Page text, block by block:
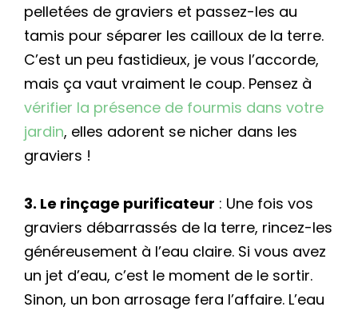
pelletées de graviers et passez-les au
tamis pour séparer les cailloux de la terre.
C’est un peu fastidieux, je vous l’accorde,
mais ça vaut vraiment le coup. Pensez à
vérifier la présence de fourmis dans votre
jardin, elles adorent se nicher dans les
graviers !
3. Le rinçage purificateur : Une fois vos
graviers débarrassés de la terre, rincez-les
généreusement à l’eau claire. Si vous avez
un jet d’eau, c’est le moment de le sortir.
Sinon, un bon arrosage fera l’affaire. L’eau